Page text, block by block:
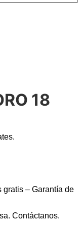
18
gratis – Garantía de
Contáctanos.